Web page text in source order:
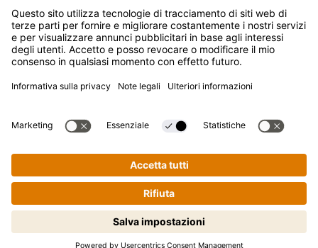
Cucinare passo dopo passo non è
mai stato così semplice! Clicca qui
per iniziare
Newsletter
Kikkoman è un marchio registrato della Kikkoman
Corporation, Giappone.
Theodorstraße 180, 40472 Düsseldorf, Germany
Iscritta al registro del commercio del tribunale
Impostazioni sulla privacy
Note legali
Protezione dei dati